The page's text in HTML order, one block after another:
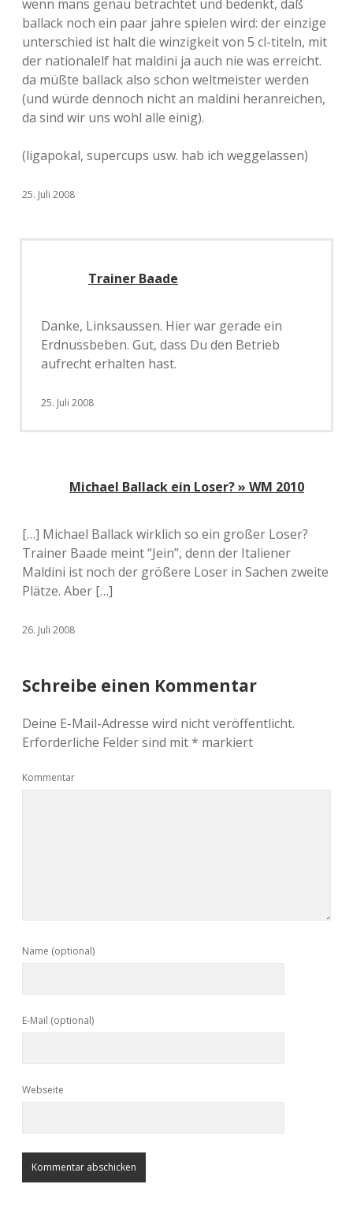
wenn mans genau betrachtet und bedenkt, daß
ballack noch ein paar jahre spielen wird: der einzige
unterschied ist halt die winzigkeit von 5 cl-titeln, mit
der nationalelf hat maldini ja auch nie was erreicht.
da müßte ballack also schon weltmeister werden
(und würde dennoch nicht an maldini heranreichen,
da sind wir uns wohl alle einig).
(ligapokal, supercups usw. hab ich weggelassen)
25. Juli 2008
Trainer Baade
Danke, Linksaussen. Hier war gerade ein
Erdnussbeben. Gut, dass Du den Betrieb
aufrecht erhalten hast.
25. Juli 2008
Michael Ballack ein Loser? » WM 2010
[…] Michael Ballack wirklich so ein großer Loser?
Trainer Baade meint “Jein”, denn der Italiener
Maldini ist noch der größere Loser in Sachen zweite
Plätze. Aber […]
26. Juli 2008
Schreibe einen Kommentar
Deine E-Mail-Adresse wird nicht veröffentlicht.
Erforderliche Felder sind mit* markiert
Kommentar
Name (optional)
E-Mail (optional)
Webseite